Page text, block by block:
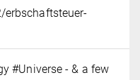
#Universe - & a few